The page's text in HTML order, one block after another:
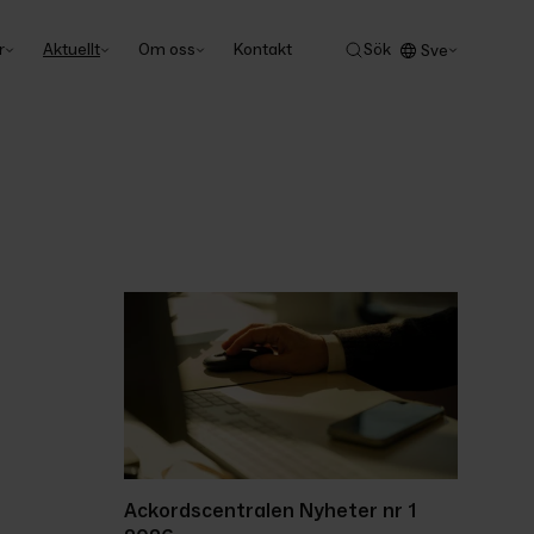
Aktuellt Om oss Kontakt Sök Sve
Ackordscentralen Nyheter nr 1